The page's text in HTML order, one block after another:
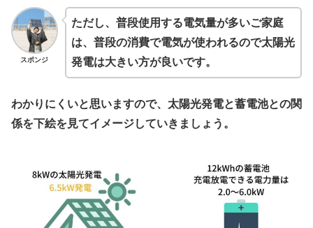
スポンジ
ただし、普段使用する電気量が多いご家庭
は、普段の消費で電気が使われるので太陽光
発電は大きい方が良いです。
わかりにくいと思いますので、太陽光発電と蓄電池との関
係を下絵を見てイメージしていきましょう。